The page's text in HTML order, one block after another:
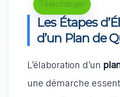
Télécharger
Les Étapes
d’un Plan de
L’élaboration d’un
une démarche